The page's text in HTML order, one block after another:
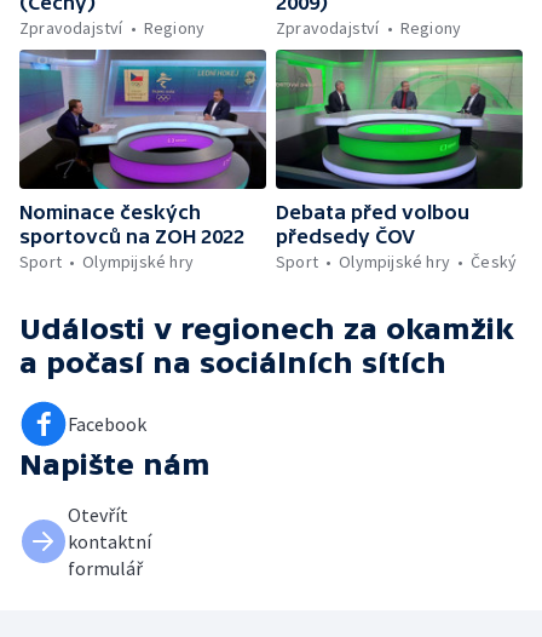
Zpravodajství
Regiony
Zpravodajství
Regiony
Nominace českých
sportovců na ZOH 2022
Sport
Olympijské hry
Debata před volbou
předsedy ČOV
Sport
Olympijské hry Český
Události v regionech za okamžik
a počasí na sociálních sítích
Facebook
Napište nám
Otevřít
kontaktní
formulář